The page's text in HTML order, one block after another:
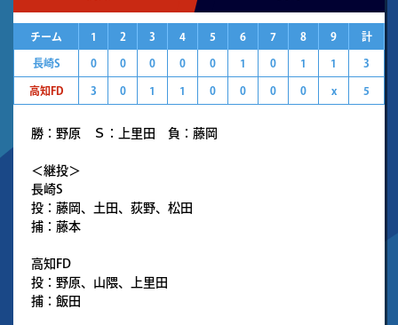
チーム 1 2 3 4 5 6 7 8 9 計
長崎S 0 0 0 0 0 1 0 1 1 3
高知FD 3 0 1 1 0 0 0 0 x 5
勝：野原 Ｓ：上里田 負：藤岡
＜継投＞
長崎S
投：藤岡、土田、荻野、松田
捕：藤本
高知FD
投：野原、山隈、上里田
捕：飯田